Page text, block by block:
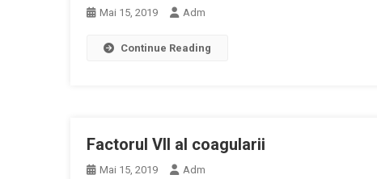
Mai 15, 2019 Adm
Continue Reading
Factorul VII al coagularii
Mai 15, 2019 Adm